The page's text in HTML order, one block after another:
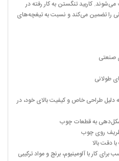
کاربید تنگستن به کار رفته در
را تضمین می‌کند و نسبت به تیغچه‌های
صنعتی
طولانی
با زاویه ۳۰- درجه، به دلیل طراحی خاص و کیفیت بالای خود، در
شکل‌دهی به قطعات چوب
ظریف روی چوب
کار با آلومینیوم، برنج و مواد ترکیبی